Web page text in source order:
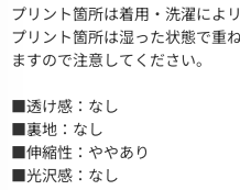
プリント箇所は着用・洗濯によ
プリント箇所は湿った状態で重
ますので注意してください。
■透け感：なし
■裏地：なし
■伸縮性：ややあり
■光沢感：なし